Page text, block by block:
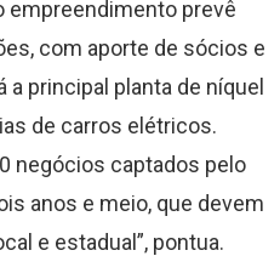
empreendimento prevê
com aporte de sócios e
principal planta de níquel
de carros elétricos.
negócios captados pelo
anos e meio, que devem
e estadual”, pontua.